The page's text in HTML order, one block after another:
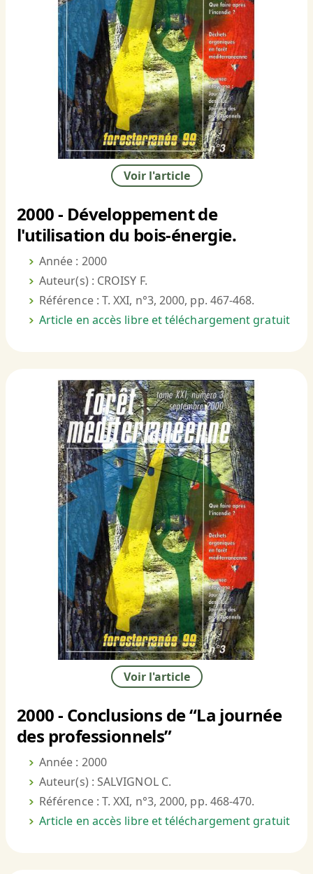
Voir l'article
2000 - Développement de
l'utilisation du bois-énergie.
Année : 2000
Auteur(s) : CROISY F.
Référence : T. XXI, n°3, 2000, pp. 467-468.
Article en accès libre et téléchargement gratuit
Voir l'article
2000 - Conclusions de “La journée
des professionnels”
Année : 2000
Auteur(s) : SALVIGNOL C.
Référence : T. XXI, n°3, 2000, pp. 468-470.
Article en accès libre et téléchargement gratuit